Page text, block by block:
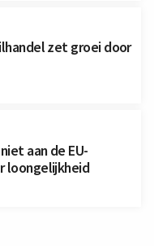
zet groei door
aan de EU-
loongelijkheid